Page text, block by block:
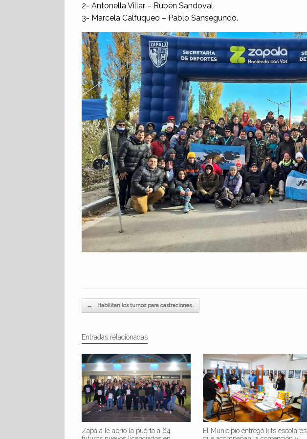
2- Antonella Villar – Rubén Sandoval.
3- Marcela Calfuqueo – Pablo Sansegundo.
Navegador de artículos
← Habilitan los turnos para castraciones…
Entradas relacionadas
Zapala le abrió la puerta a 64
El Municipio entregó kits escolares